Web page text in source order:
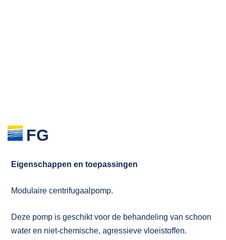
FG
Eigenschappen en toepassingen
Modulaire centrifugaalpomp.
Deze pomp is geschikt voor de behandeling van schoon
water en niet-chemische, agressieve vloeistoffen.